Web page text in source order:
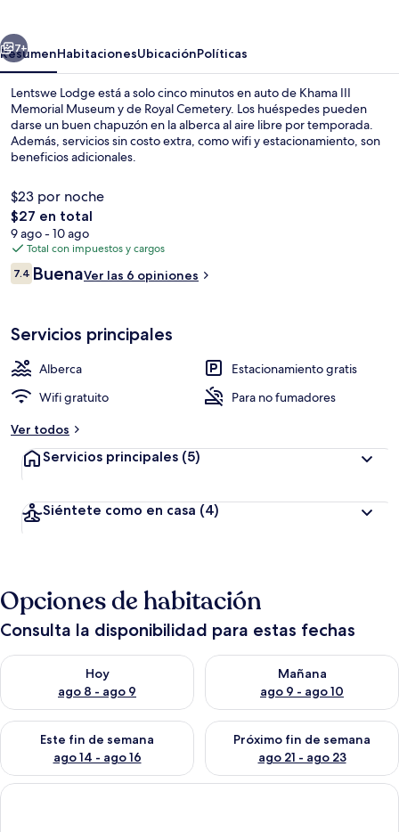
Siguiente
7+
ResumenHabitacionesUbicaciónPolíticas
Lentswe Lodge está a solo cinco minutos en auto de Khama III
Memorial Museum y de Royal Cemetery. Los huéspedes pueden
darse un buen chapuzón en la alberca al aire libre por temporada.
Además, servicios sin costo extra, como wifi y estacionamiento, son
beneficios adicionales.
$23 por noche
El
precio
total
es
de
$27 en total
9 ago - 10 ago
Total con impuestos y cargos
Opiniones
7.47.4 de 10,
BuenaVer las 6 opiniones
Servicios principales
Alberca
Estacionamiento gratis
Wifi gratuito
Para no fumadores
Ver todos
Servicios principales (5)
Siéntete como en casa (4)
Opciones de habitación
Consulta la disponibilidad para estas fechas
Hoy
ago 8 - ago 9
Consulta la disponibilidad para hoy ago 8 - ago 9
Mañana
ago 9 - ago 10
Consulta la disponibilidad
Este fin de semana
ago 14 - ago 16
Consulta la disponibilidad para este fin de semana ago 14 -
Próximo fin de semana
ago 21 - ago 23
Consulta la disponibilidad